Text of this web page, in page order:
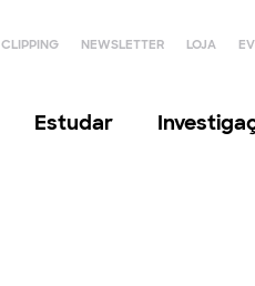
CLIPPING NEWSLETTER LOJA
Estudar